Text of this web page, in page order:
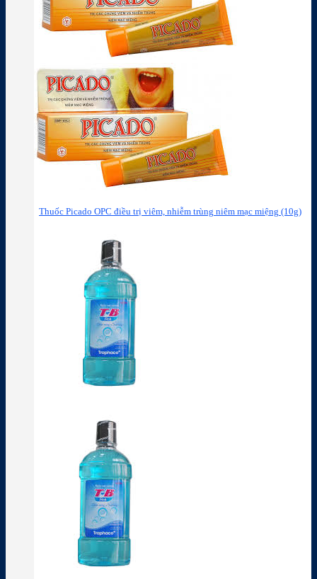
Thuốc Picado OPC điều trị viêm, nhiễm trùng niêm mạc miệng (10g)